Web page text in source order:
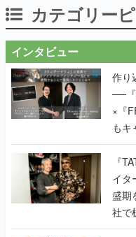
カテゴリー
インタビュー
作り
──『
×『
もキ
で作
く
『
イタ
盛期
社で
『